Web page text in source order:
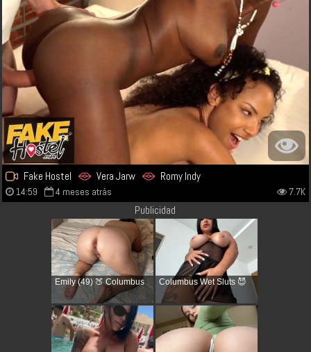
Fake Hostel Vera Jarw Romy Indy
14:59 4 meses atrás 7.7K
Publicidad
Emily (49) 🍑 Columbus Columbus Wet Sluts 😈